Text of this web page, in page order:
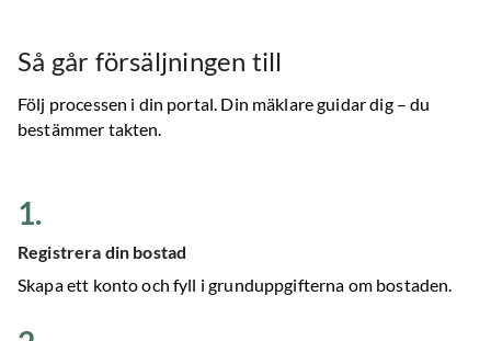
Så går försäljningen till
Följ processen i din portal. Din mäklare guidar dig – du
bestämmer takten.
1.
Registrera din bostad
Skapa ett konto och fyll i grunduppgifterna om bostaden.